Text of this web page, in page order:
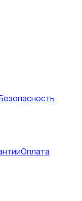
Оплата